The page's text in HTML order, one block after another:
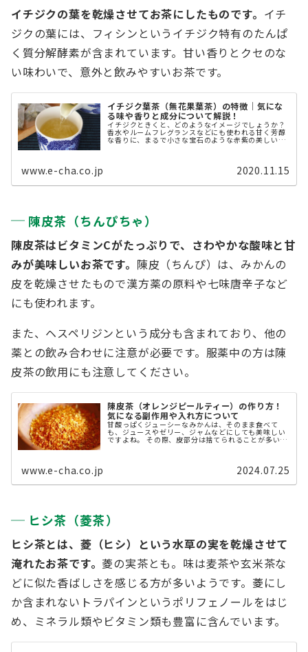
イチジクの葉を乾燥させてお茶にしたものです。 イチ
ジクの葉には、フィシンというイチジク特有のたんぱ
く質分解酵素が含まれています。甘い香りとクセのな
い味わいで、意外と飲みやすいお茶です。
イチジク葉茶（無花果葉茶）の特徴｜気にな
る味や香りと成分について解説！
イチジクときくと、どのようなイメージでしょうか？
香水やルームフレグランスなどにも使われる甘く芳醇
な香りに、まるで小さな宝石のような赤紫の美しい中
www.e-cha.co.jp 2020.11.15
陳皮茶（ちんぴちゃ）
陳皮茶はビタミンCがたっぷりで、さわやかな酸味と甘
みが美味しいお茶です。 陳皮（ちんぴ）は、みかんの
皮を乾燥させたもので漢方薬の原料や七味唐辛子など
にも使われます。
また、ヘスペリジンという成分も含まれており、他の
薬との飲み合わせに注意が必要です。服薬中の方は陳
皮茶の飲用にも注意してください。
陳皮茶（オレンジピールティー）の作り方！
気になる副作用や入れ方について
甘酸っぱくジューシーなみかんは、そのまま食べて
も、ジュースやゼリー、ジャムなどにしても美味しい
ですよね。 その際、皮部分は捨てられることが多いか
www.e-cha.co.jp 2024.07.25
ヒシ茶（菱茶）
ヒシ茶とは、菱（ヒシ）という水草の実を乾燥させて
淹れたお茶です。 菱の実茶とも。味は麦茶や玄米茶な
どに似た香ばしさを感じる方が多いようです。菱にし
か含まれないトラパインというポリフェノールをはじ
め、ミネラル類やビタミン類も豊富に含んでいます。